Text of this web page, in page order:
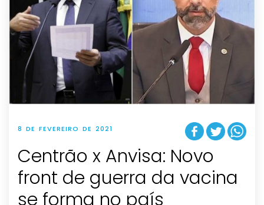
8 DE FEVEREIRO DE 2021
Centrão x Anvisa: Novo
front de guerra da vacina
se forma no país